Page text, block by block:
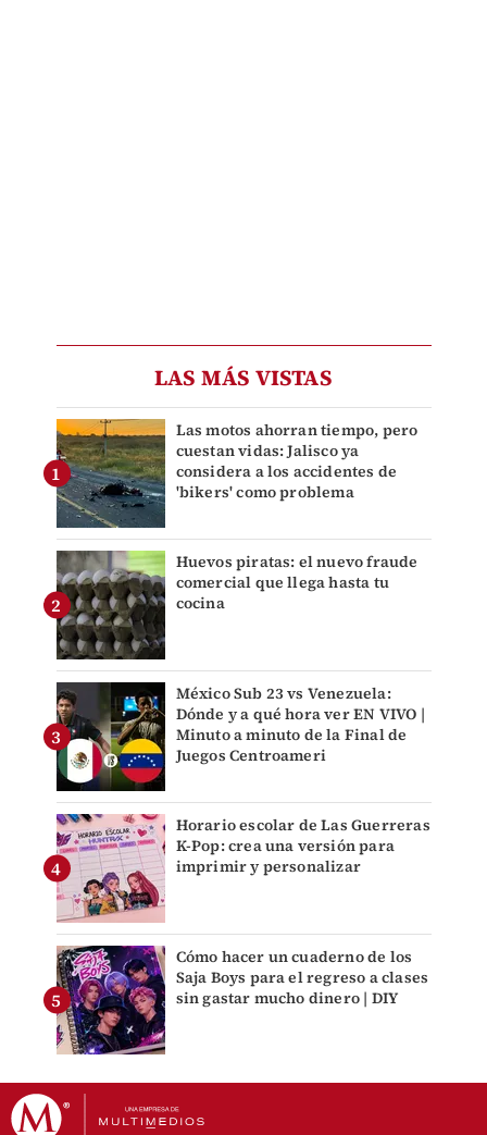
LAS MÁS VISTAS
Las motos ahorran tiempo, pero
cuestan vidas: Jalisco ya
considera a los accidentes de
'bikers' como problema
Huevos piratas: el nuevo fraude
comercial que llega hasta tu
cocina
México Sub 23 vs Venezuela:
Dónde y a qué hora ver EN VIVO |
Minuto a minuto de la Final de
Juegos Centroameri
Horario escolar de Las Guerreras
K-Pop: crea una versión para
imprimir y personalizar
Cómo hacer un cuaderno de los
Saja Boys para el regreso a clases
sin gastar mucho dinero | DIY